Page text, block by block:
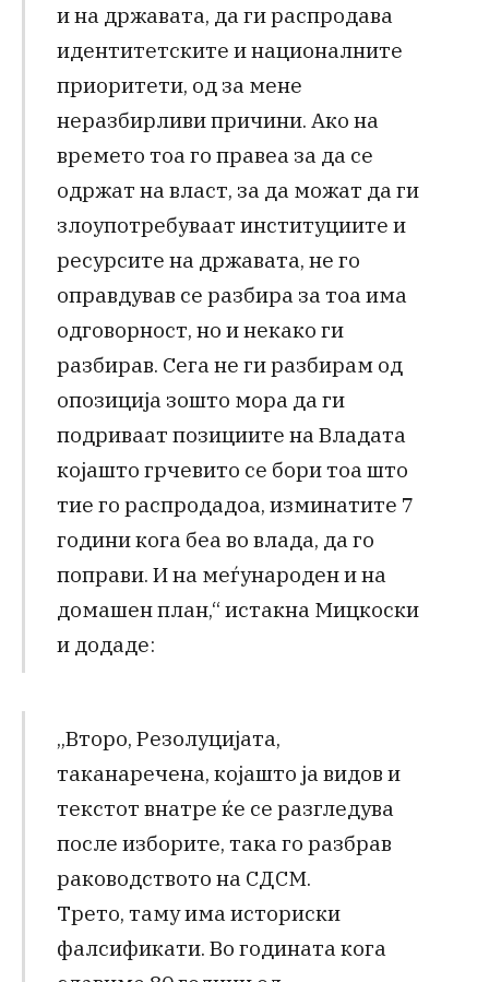
и на државата, да ги распродава
идентитетските и националните
приоритети, од за мене
неразбирливи причини. Ако на
времето тоа го правеа за да се
одржат на власт, за да можат да ги
злоупотребуваат институциите и
ресурсите на државата, не го
оправдував се разбира за тоа има
одговорност, но и некако ги
разбирав. Сега не ги разбирам од
опозиција зошто мора да ги
подриваат позициите на Владата
којашто грчевито се бори тоа што
тие го распродадоа, изминатите 7
години кога беа во влада, да го
поправи. И на меѓународен и на
домашен план,“ истакна Мицкоски
и додаде:
„Второ, Резолуцијата,
таканаречена, којашто ја видов и
текстот внатре ќе се разгледува
после изборите, така го разбрав
раководството на СДСМ.
Трето, таму има историски
фалсификати. Во годината кога